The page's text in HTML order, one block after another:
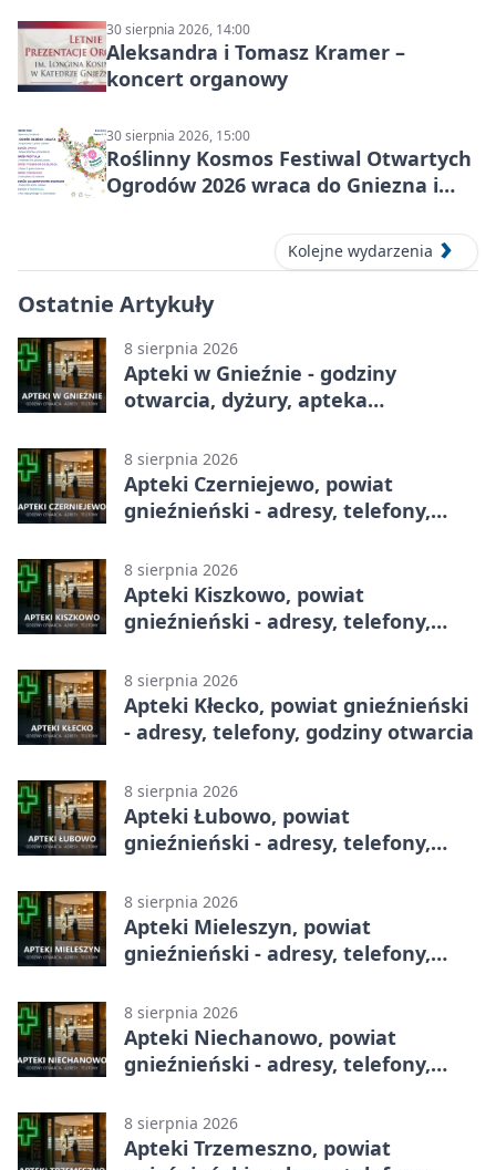
30 sierpnia 2026, 14:00
Aleksandra i Tomasz Kramer –
koncert organowy
30 sierpnia 2026, 15:00
Roślinny Kosmos Festiwal Otwartych
Ogrodów 2026 wraca do Gniezna i
Kolejne wydarzenia
Ostatnie Artykuły
8 sierpnia 2026
Apteki w Gnieźnie - godziny
otwarcia, dyżury, apteka
8 sierpnia 2026
Apteki Czerniejewo, powiat
gnieźnieński - adresy, telefony,
8 sierpnia 2026
Apteki Kiszkowo, powiat
gnieźnieński - adresy, telefony,
8 sierpnia 2026
Apteki Kłecko, powiat gnieźnieński
- adresy, telefony, godziny otwarcia
8 sierpnia 2026
Apteki Łubowo, powiat
gnieźnieński - adresy, telefony,
8 sierpnia 2026
Apteki Mieleszyn, powiat
gnieźnieński - adresy, telefony,
8 sierpnia 2026
Apteki Niechanowo, powiat
gnieźnieński - adresy, telefony,
8 sierpnia 2026
Apteki Trzemeszno, powiat